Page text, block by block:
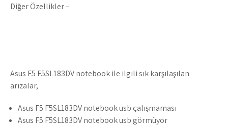
Diğer Özellikler –
Asus F5 F5SL183DV notebook ile ilgili sık karşılaşılan
arızalar,
Asus F5 F5SL183DV notebook usb çalışmaması
Asus F5 F5SL183DV notebook usb görmüyor